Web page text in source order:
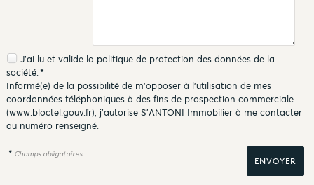
J'ai lu et valide la politique de protection des donnéesde la
société.*
Informé(e) de la possibilité de m'opposer à l'utilisation de mes
coordonnées téléphoniques à des fins de prospection commerciale
(www.bloctel.gouv.fr), j'autorise S'ANTONI Immobilier à me contacter
au numéro renseigné.
* Champs obligatoires